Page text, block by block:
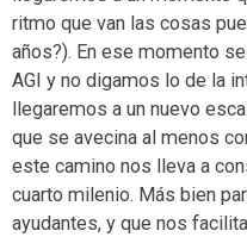
ritmo que van las cosas
años?). En ese momento
AGI y no digamos lo de la
llegaremos a un nuevo
que se avecina al menos
este camino nos lleva a
cuarto milenio. Más bien
ayudantes, y que nos